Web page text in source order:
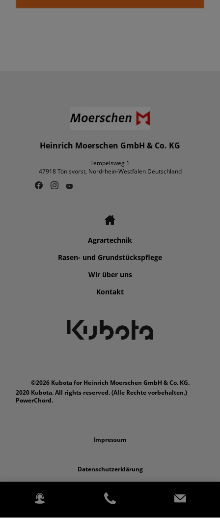
Heinrich Moerschen GmbH & Co. KG
Tempelsweg 1
47918 Tönisvorst, Nordrhein-Westfalen Deutschland
Agrartechnik
Rasen- und Grundstückspflege
Wir über uns
Kontakt
©2026 Kubota for Heinrich Moerschen GmbH & Co. KG.
2020 Kubota. All rights reserved. (Alle Rechte vorbehalten.)
PowerChord.
Impressum
Datenschutzerklärung